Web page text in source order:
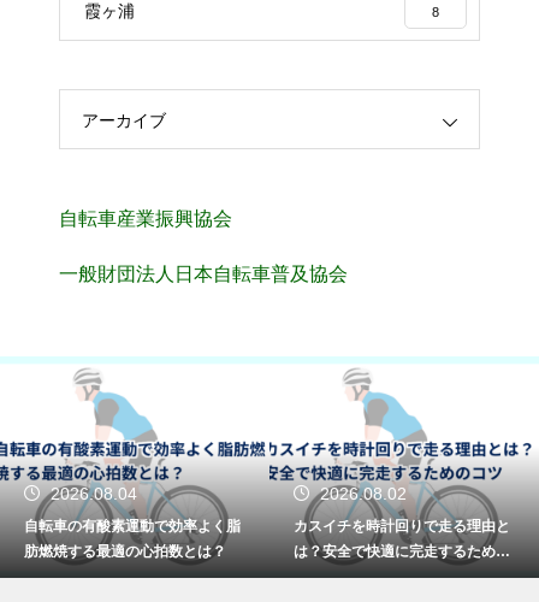
霞ヶ浦 8
アーカイブ
自転車産業振興協会
一般財団法人日本自転車普及協会
2026.08.04
自転車の有酸素運動で効率よく脂
肪燃焼する最適の心拍数とは？
2026.08.02
カスイチを時計回りで走る理由と
は？安全で快適に完走するための
コツ